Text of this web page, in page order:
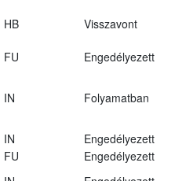
HB Visszavont
FU
Engedélyezett
IN Folyamatban
IN
Engedélyezett
FU
Engedélyezett